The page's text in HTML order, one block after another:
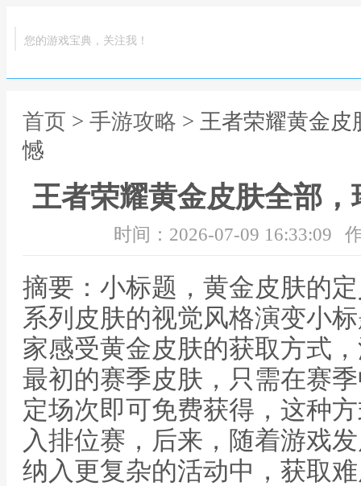
您的游戏宝典，关注我！
首页 > 手游攻略 > 王者荣耀黄金
憾
王者荣耀黄金皮肤全部
时间：2026-07-09 16:33:09
摘要：小标题，黄金皮肤的
系列皮肤的视觉风格演变小
家感受黄金皮肤的获取方式
最初的赛季皮肤，只需在赛
定场次即可免费获得，这种
入排位赛，后来，随着游戏
纳入更复杂的活动中，获取